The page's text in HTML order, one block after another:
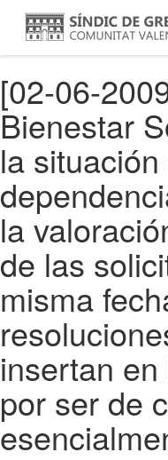
[02-06-
Bienestar
la
la
de las
misma
insertan
por ser de